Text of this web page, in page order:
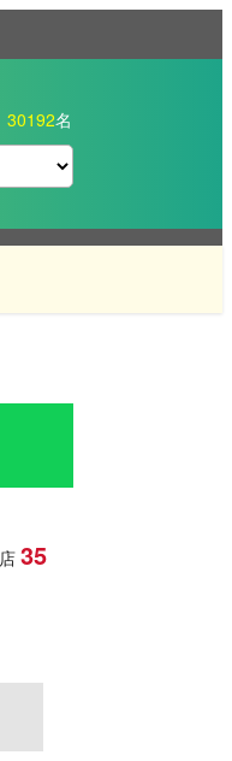
30192名
35